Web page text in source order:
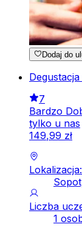
Dodaj do
7
Bardzo
tylko u nas
149,99 zł
Liczba
1